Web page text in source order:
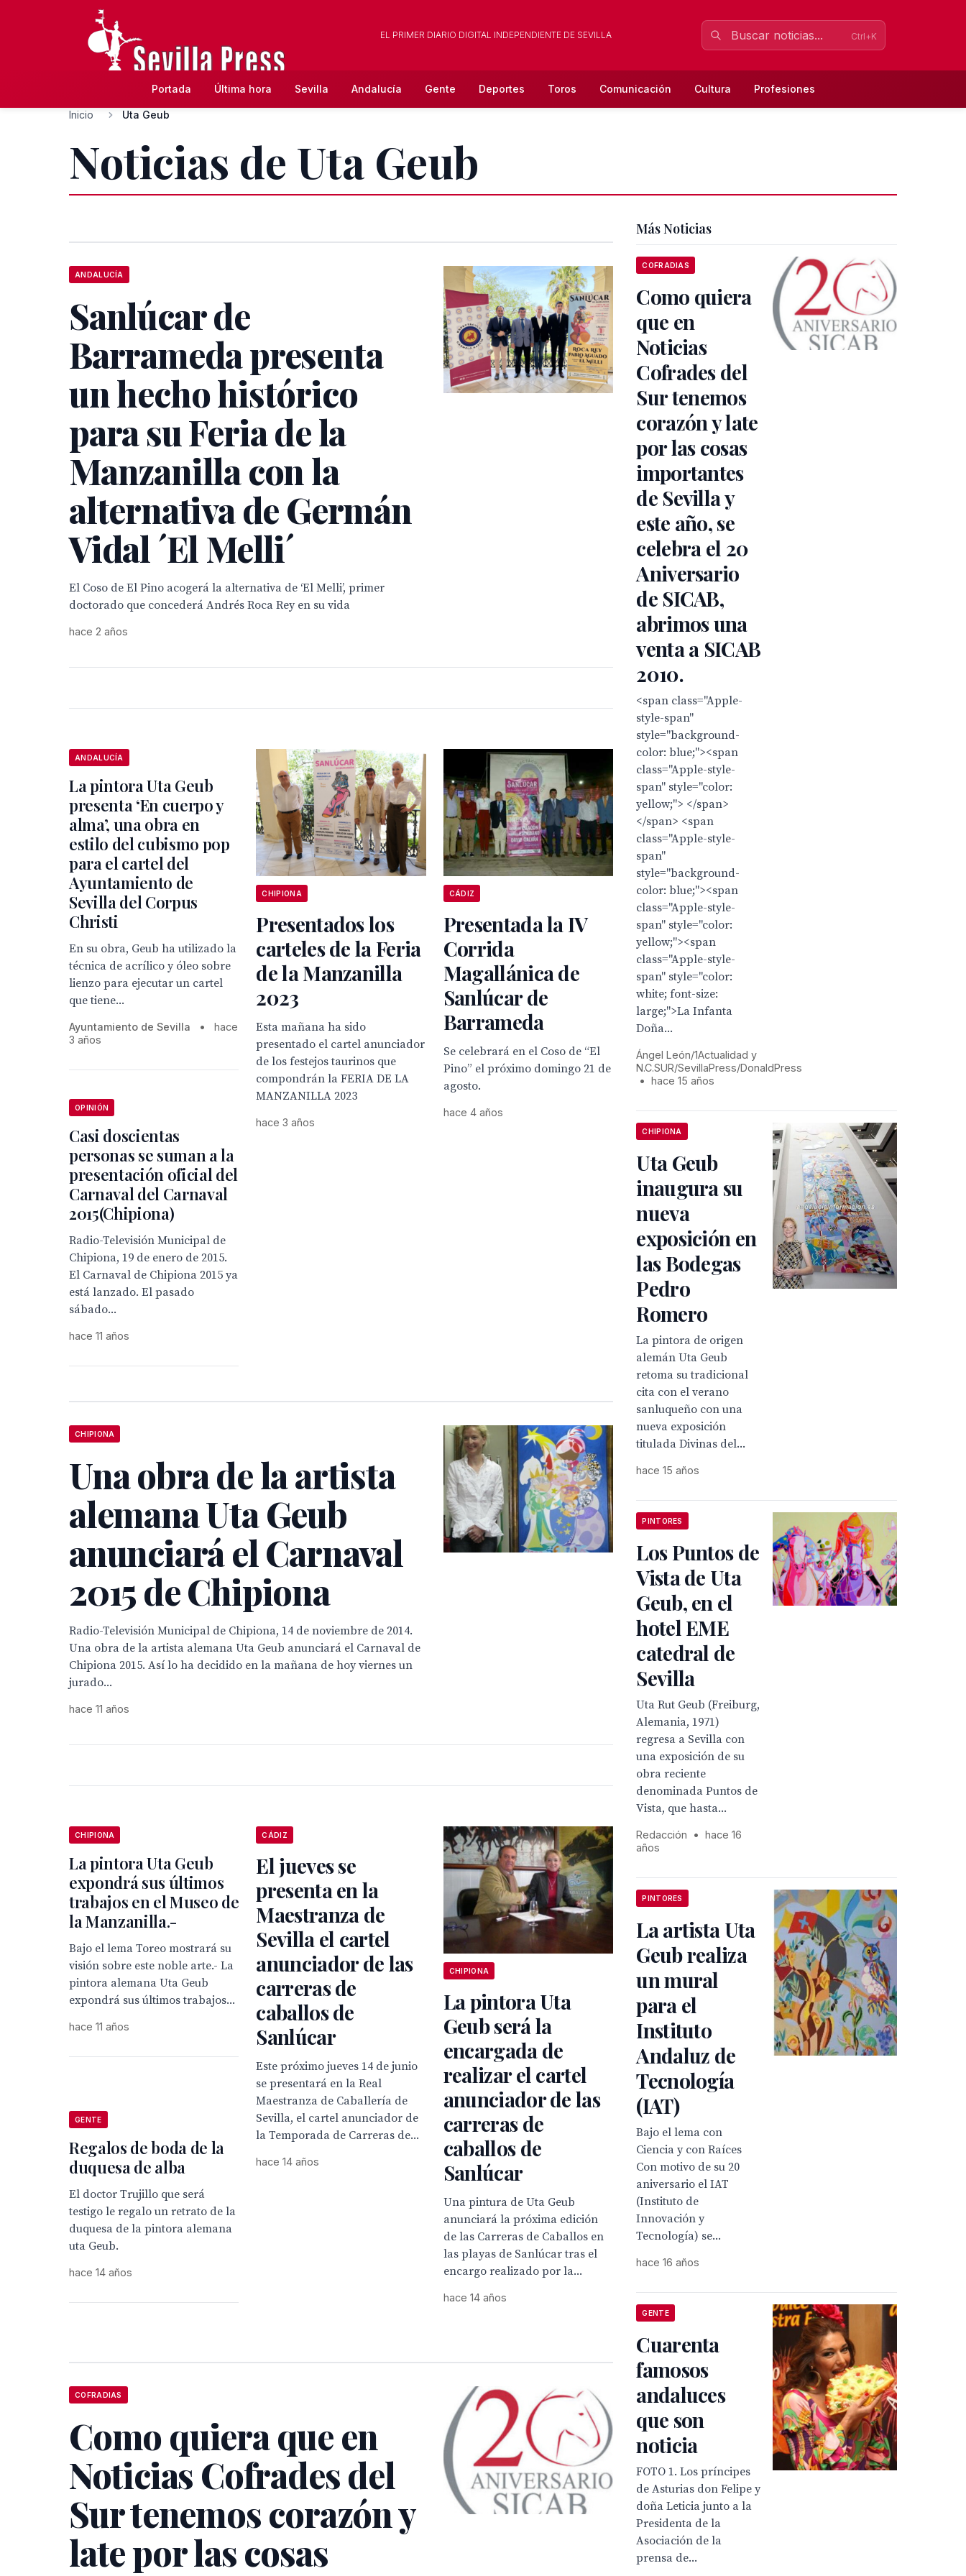
EL PRIMER DIARIO DIGITAL INDEPENDIENTE DE SEVILLA Ctrl+K
Portada Última hora Sevilla Andalucía Gente Deportes Toros Comunicación Cultura Profesiones
Inicio Uta Geub
Noticias de Uta Geub
ANDALUCÍA
Sanlúcar de
Barrameda presenta
un hecho histórico
para su Feria de la
Manzanilla con la
alternativa de Germán
Vidal ´El Melli´
El Coso de El Pino acogerá la alternativa de ‘El Melli’, primer
doctorado que concederá Andrés Roca Rey en su vida
hace 2 años
ANDALUCÍA
La pintora Uta Geub
presenta ‘En cuerpo y
alma’, una obra en
estilo del cubismo pop
para el cartel del
Ayuntamiento de
Sevilla del Corpus
Christi
En su obra, Geub ha utilizado la
técnica de acrílico y óleo sobre
lienzo para ejecutar un cartel
que tiene...
Ayuntamiento de Sevilla •
hace
3 años
CHIPIONA
Presentados los
carteles de la Feria
de la Manzanilla
2023
Esta mañana ha sido
presentado el cartel anunciador
de los festejos taurinos que
compondrán la FERIA DE LA
MANZANILLA 2023
hace 3 años
CÁDIZ
Presentada la IV
Corrida
Magallánica de
Sanlúcar de
Barrameda
Se celebrará en el Coso de “El
Pino” el próximo domingo 21 de
agosto.
hace 4 años
OPINIÓN
Casi doscientas
personas se suman a la
presentación oficial del
Carnaval del Carnaval
2015(Chipiona)
Radio-Televisión Municipal de
Chipiona, 19 de enero de 2015.
El Carnaval de Chipiona 2015 ya
está lanzado. El pasado
sábado...
hace 11 años
CHIPIONA
Una obra de la artista
alemana Uta Geub
anunciará el Carnaval
2015 de Chipiona
Radio-Televisión Municipal de Chipiona, 14 de noviembre de 2014.
Una obra de la artista alemana Uta Geub anunciará el Carnaval de
Chipiona 2015. Así lo ha decidido en la mañana de hoy viernes un
jurado...
hace 11 años
CHIPIONA
La pintora Uta Geub
expondrá sus últimos
trabajos en el Museo de
la Manzanilla.-
Bajo el lema Toreo mostrará su
visión sobre este noble arte.- La
pintora alemana Uta Geub
expondrá sus últimos trabajos...
hace 11 años
CÁDIZ
El jueves se
presenta en la
Maestranza de
Sevilla el cartel
anunciador de las
carreras de
caballos de
Sanlúcar
Este próximo jueves 14 de junio
se presentará en la Real
Maestranza de Caballería de
Sevilla, el cartel anunciador de
la Temporada de Carreras de...
hace 14 años
CHIPIONA
La pintora Uta
Geub será la
encargada de
realizar el cartel
anunciador de las
carreras de
caballos de
Sanlúcar
Una pintura de Uta Geub
anunciará la próxima edición
de las Carreras de Caballos en
las playas de Sanlúcar tras el
encargo realizado por la...
hace 14 años
GENTE
Regalos de boda de la
duquesa de alba
El doctor Trujillo que será
testigo le regalo un retrato de la
duquesa de la pintora alemana
uta Geub.
hace 14 años
COFRADIAS
Como quiera que en
Noticias Cofrades del
Sur tenemos corazón y
late por las cosas
Más Noticias
COFRADIAS
Como quiera
que en
Noticias
Cofrades del
Sur tenemos
corazón y late
por las cosas
importantes
de Sevilla y
este año, se
celebra el 20
Aniversario
de SICAB,
abrimos una
venta a SICAB
2010.
<span class="Apple-
style-span"
style="background-
color: blue;"><span
class="Apple-style-
span" style="color:
yellow;"> </span>
</span> <span
class="Apple-style-
span"
style="background-
color: blue;"><span
class="Apple-style-
span" style="color:
yellow;"><span
class="Apple-style-
span" style="color:
white; font-size:
large;">La Infanta
Doña...
Ángel León/1Actualidad y
N.C.SUR/SevillaPress/DonaldPress
•
hace 15 años
CHIPIONA
Uta Geub
inaugura su
nueva
exposición en
las Bodegas
Pedro
Romero
La pintora de origen
alemán Uta Geub
retoma su tradicional
cita con el verano
sanluqueño con una
nueva exposición
titulada Divinas del...
hace 15 años
PINTORES
Los Puntos de
Vista de Uta
Geub, en el
hotel EME
catedral de
Sevilla
Uta Rut Geub (Freiburg,
Alemania, 1971)
regresa a Sevilla con
una exposición de su
obra reciente
denominada Puntos de
Vista, que hasta...
Redacción •
hace 16
años
PINTORES
La artista Uta
Geub realiza
un mural
para el
Instituto
Andaluz de
Tecnología
(IAT)
Bajo el lema con
Ciencia y con Raíces
Con motivo de su 20
aniversario el IAT
(Instituto de
Innovación y
Tecnología) se...
hace 16 años
GENTE
Cuarenta
famosos
andaluces
que son
noticia
FOTO 1. Los príncipes
de Asturias don Felipe y
doña Leticia junto a la
Presidenta de la
Asociación de la
prensa de...